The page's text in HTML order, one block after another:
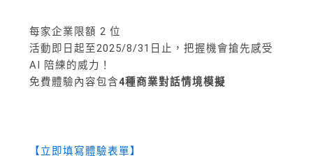
每家企業限額 2 位
活動即日起至2025/8/31日止，把握機會搶先感受
AI 陪練的威力！
免費體驗內容包含4種商業對話情境模擬
【立即填寫體驗表單】